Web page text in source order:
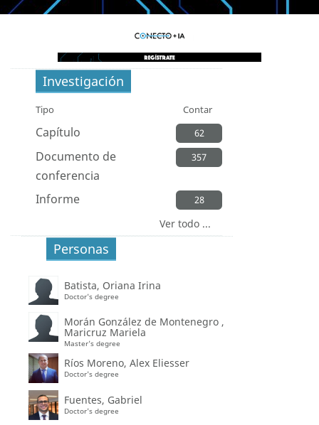
Investigación
Tipo Contar
Capítulo 62
Documento de
conferencia
357
Informe 28
Ver todo ...
Personas
Batista, Oriana Irina
Doctor's degree
Morán González de Montenegro ,
Maricruz Mariela
Master's degree
Ríos Moreno, Alex Eliesser
Doctor's degree
Fuentes, Gabriel
Doctor's degree